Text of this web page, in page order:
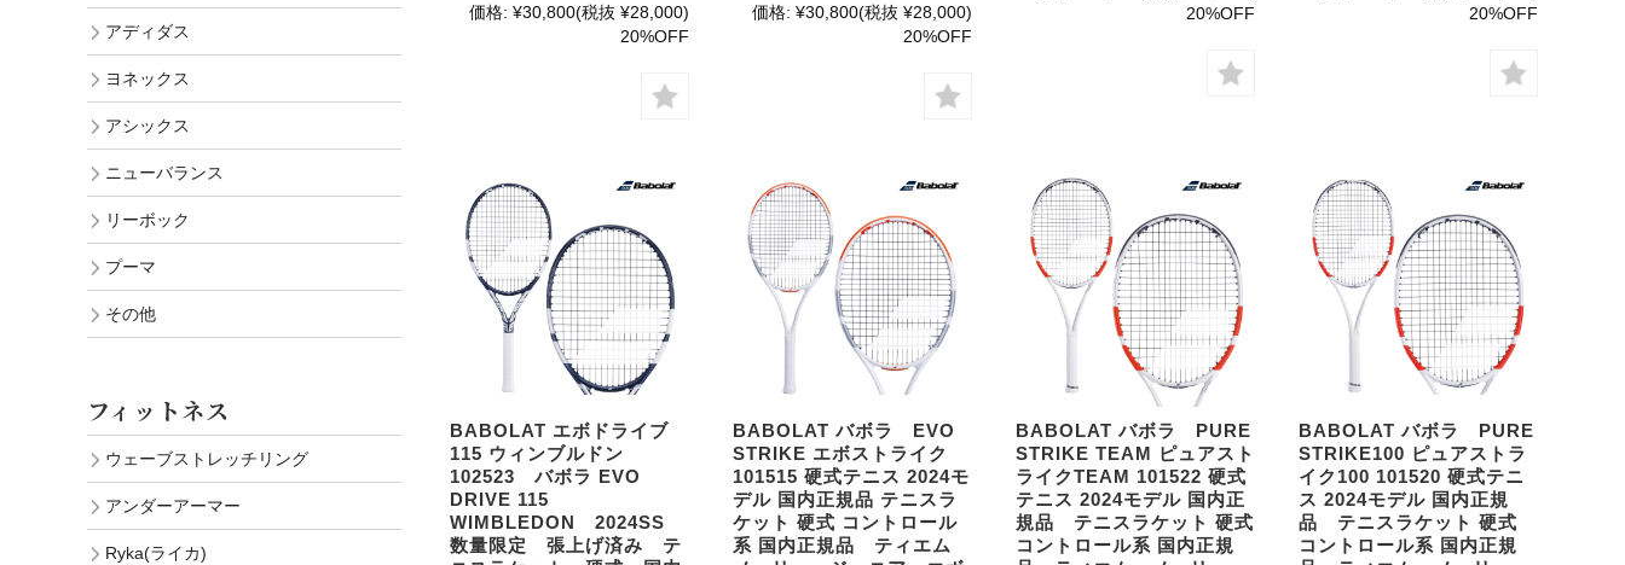
価格: ¥30,800(税抜 ¥28,000)
20%OFF
価格: ¥30,800(税抜 ¥28,000)
20%OFF
20%OFF
20%OFF
BABOLAT エボドライブ
115 ウィンブルドン
102523 バボラ EVO
DRIVE 115
WIMBLEDON 2024SS
数量限定 張上げ済み テ
BABOLAT バボラ EVO
STRIKE エボストライク
101515 硬式テニス 2024モ
デル 国内正規品 テニスラ
ケット 硬式 コントロール
系 国内正規品 ティエム
BABOLAT バボラ PURE
STRIKE TEAM ピュアスト
ライクTEAM 101522 硬式
テニス 2024モデル 国内正
規品 テニスラケット 硬式
コントロール系 国内正規
BABOLAT バボラ PURE
STRIKE100 ピュアストラ
イク100 101520 硬式テニ
ス 2024モデル 国内正規
品 テニスラケット 硬式
コントロール系 国内正規
アディダス
ヨネックス
アシックス
ニューバランス
リーボック
プーマ
その他
フィットネス
ウェーブストレッチリング
アンダーアーマー
Ryka(ライカ)